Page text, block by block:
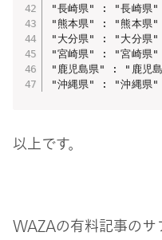
"長崎県" : "長崎県"
"熊本県" : "熊本県"
"大分県" : "大分県"
"宮崎県" : "宮崎県"
"鹿児島県" : "鹿児
"沖縄県" : "沖縄県"
以上です。
WAZAの有料記事のサ